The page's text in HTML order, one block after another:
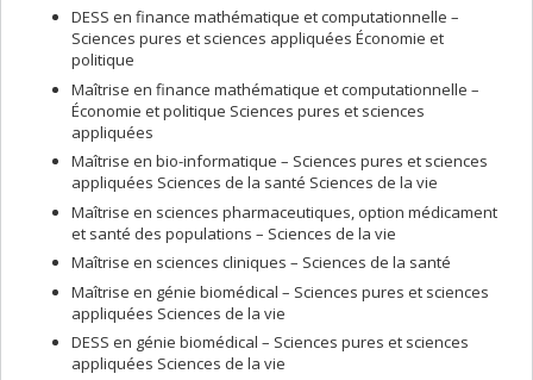
DESS en finance mathématique et computationnelle –
Sciences pures et sciences appliquées Économie et
politique
Maîtrise en finance mathématique et computationnelle –
Économie et politique Sciences pures et sciences
appliquées
Maîtrise en bio-informatique – Sciences pures et sciences
appliquées Sciences de la santé Sciences de la vie
Maîtrise en sciences pharmaceutiques, option médicament
et santé des populations – Sciences de la vie
Maîtrise en sciences cliniques – Sciences de la santé
Maîtrise en génie biomédical – Sciences pures et sciences
appliquées Sciences de la vie
DESS en génie biomédical – Sciences pures et sciences
appliquées Sciences de la vie